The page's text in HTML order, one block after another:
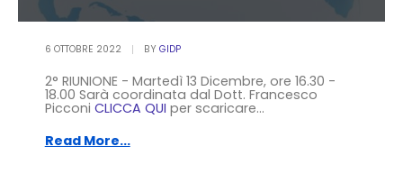
6 OTTOBRE 2022 BY GIDP
2° RIUNIONE - Martedì 13 Dicembre, ore 16.30 -
18.00 Sarà coordinata dal Dott. Francesco
Picconi CLICCA QUI per scaricare...
Read More...